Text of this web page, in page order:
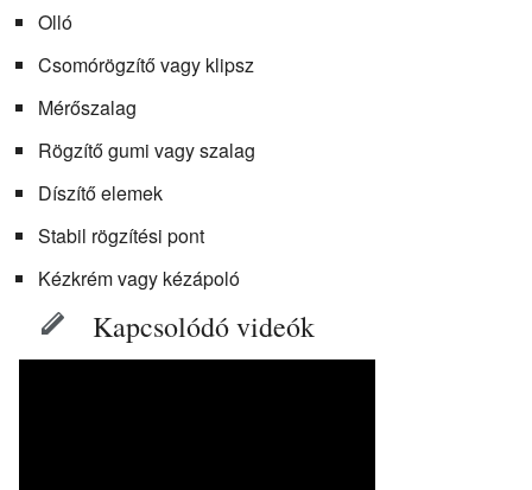
Olló
Csomórögzítő vagy klipsz
Mérőszalag
Rögzítő gumi vagy szalag
Díszítő elemek
Stabil rögzítési pont
Kézkrém vagy kézápoló
Kapcsolódó videók